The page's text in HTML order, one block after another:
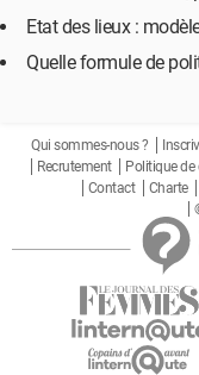
Etat des lieux :
Quelle formule de
Qui sommes-nous ?
Recrutement
Politique
Contact
Charte